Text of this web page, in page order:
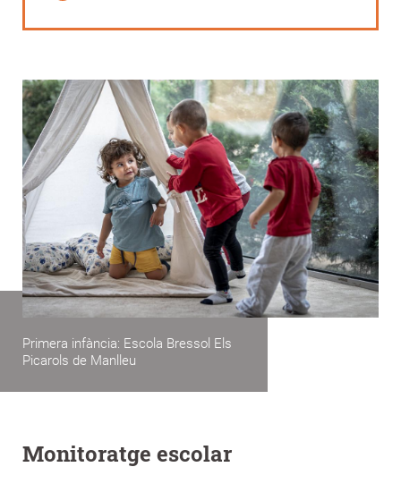
Primera infància: Escola Bressol Els
Picarols de Manlleu
Monitoratge escolar